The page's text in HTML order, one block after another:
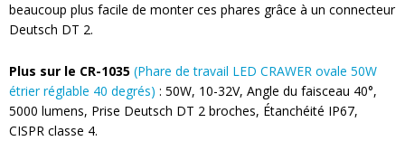
beaucoup plus facile de monter ces phares grâce à un connecteur
Deutsch DT 2.
Plus sur le CR-1035 (Phare de travail LED CRAWER ovale 50W
étrier réglable 40 degrés) : 50W, 10-32V, Angle du faisceau 40°,
5000 lumens, Prise Deutsch DT 2 broches, Étanchéité IP67,
CISPR classe 4.